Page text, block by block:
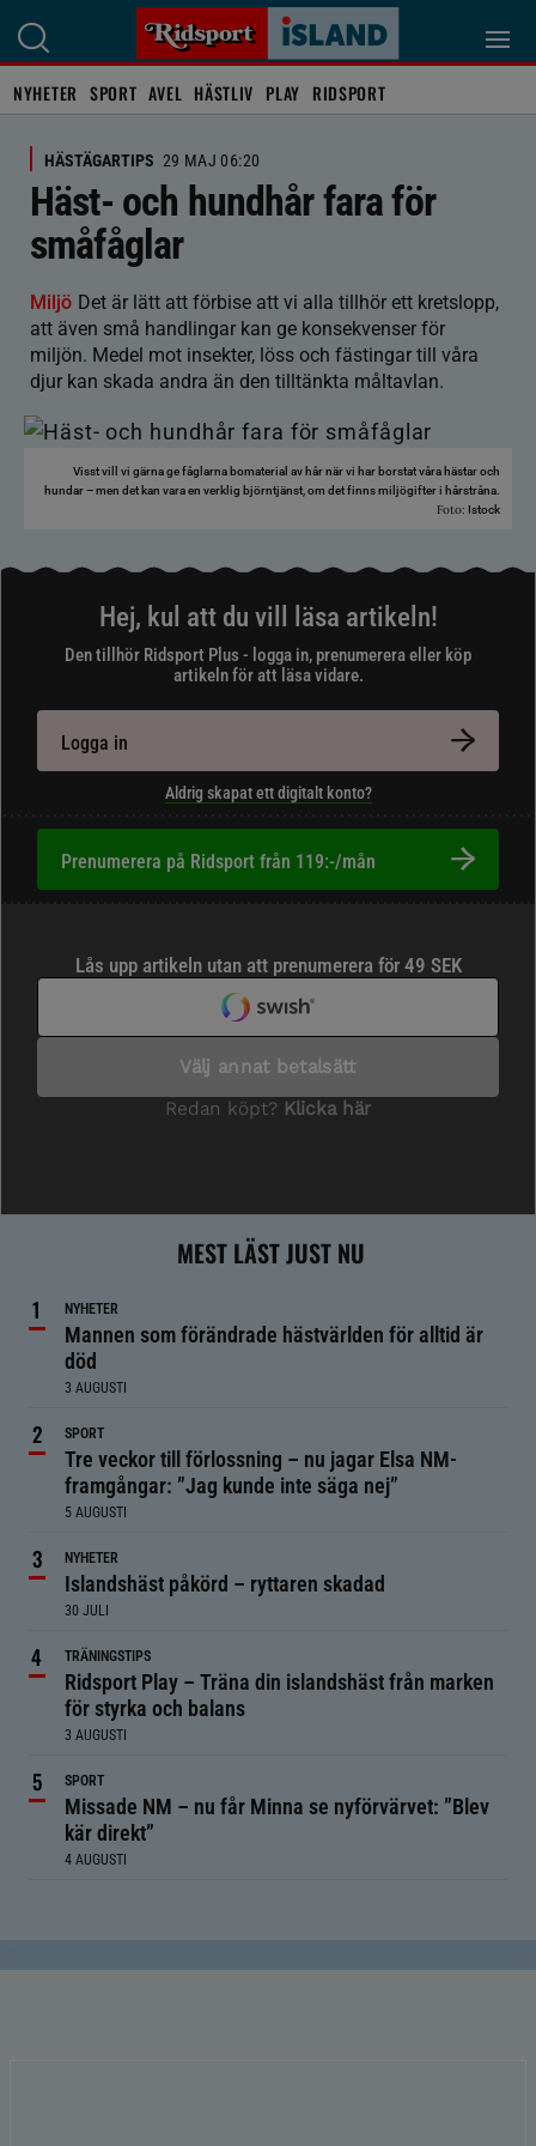
NYHETER SPORT AVEL HÄSTLIV PLAY RIDSPORT
HÄSTÄGARTIPS 29 MAJ 06:20
Häst- och hundhår fara för
småfåglar
Miljö Det är lätt att förbise att vi alla tillhör ett kretslopp,
att även små handlingar kan ge konsekvenser för
miljön. Medel mot insekter, löss och fästingar till våra
djur kan skada andra än den tilltänkta måltavlan.
Visst vill vi gärna ge fåglarna bomaterial av hår när vi har borstat våra hästar och
hundar – men det kan vara en verklig björntjänst, om det finns miljögifter i hårstråna.
Foto: Istock
Hej, kul att du vill läsa artikeln!
Den tillhör Ridsport Plus - logga in, prenumerera eller köp
artikeln för att läsa vidare.
Logga in
Aldrig skapat ett digitalt konto?
Prenumerera på Ridsport från 119:-/mån
MEST LÄST JUST NU
NYHETER
Mannen som förändrade hästvärlden för alltid är
död
3 AUGUSTI
SPORT
Tre veckor till förlossning – nu jagar Elsa NM-
framgångar: ”Jag kunde inte säga nej”
5 AUGUSTI
NYHETER
Islandshäst påkörd – ryttaren skadad
30 JULI
TRÄNINGSTIPS
Ridsport Play – Träna din islandshäst från marken
för styrka och balans
3 AUGUSTI
SPORT
Missade NM – nu får Minna se nyförvärvet: ”Blev
kär direkt”
4 AUGUSTI